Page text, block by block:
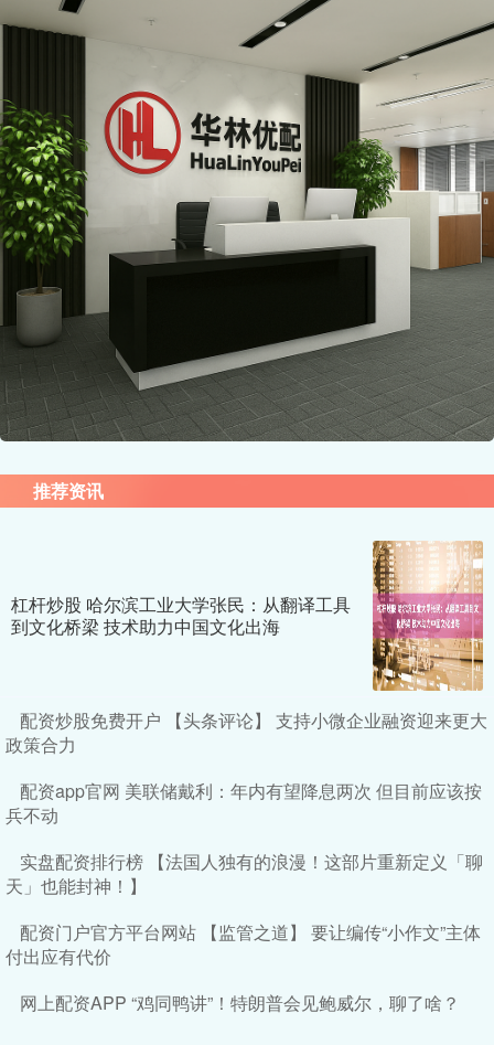
推荐资讯
杠杆炒股 哈尔滨工业大学张民：从翻译工具
到文化桥梁 技术助力中国文化出海
配资炒股免费开户 【头条评论】 支持小微企业融资迎来更大
政策合力
配资app官网 美联储戴利：年内有望降息两次 但目前应该按
兵不动
实盘配资排行榜 【法国人独有的浪漫！这部片重新定义「聊
天」也能封神！】
配资门户官方平台网站 【监管之道】 要让编传“小作文”主体
付出应有代价
网上配资APP “鸡同鸭讲”！特朗普会见鲍威尔，聊了啥？